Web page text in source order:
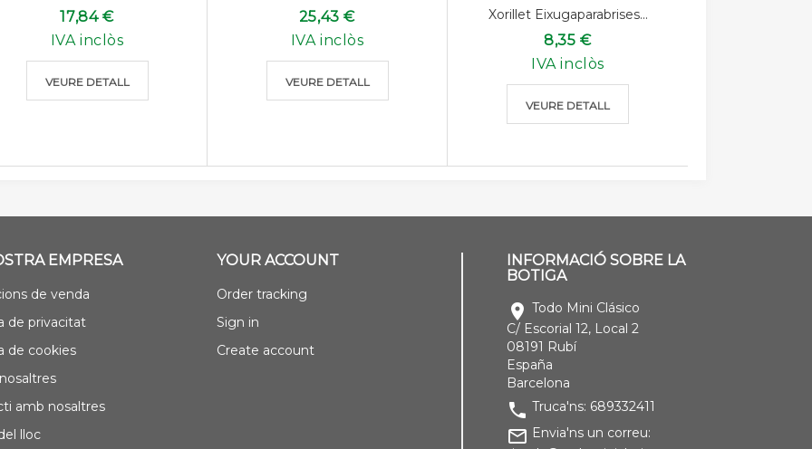
17,84 €
IVA inclòs
VEURE DETALL
25,43 €
IVA inclòs
VEURE DETALL
Xorillet Eixugaparabrises...
8,35 €
IVA inclòs
VEURE DETALL
EMPRESA
de venda
de privacitat
de cookies
amb nosaltres
lloc
YOUR ACCOUNT
Order tracking
Sign in
Create account
INFORMACIÓ SOBRE LA
BOTIGA
location_on Todo Mini Clásico
C/ Escorial 12, Local 2
08191 Rubí
España
Barcelona
phone Truca'ns: 689332411
mail_outline Envia'ns un correu: